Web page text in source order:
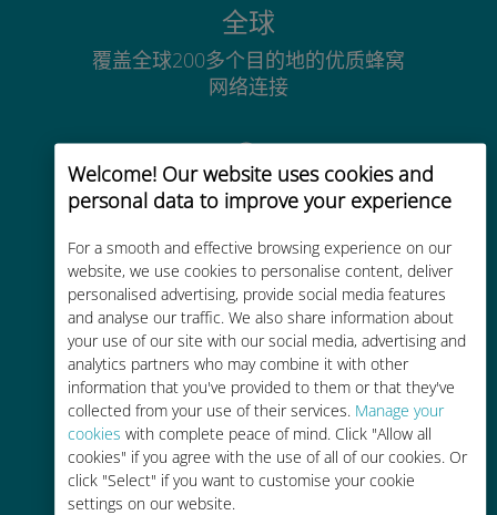
Welcome! Our website uses cookies and
personal data to improve your experience
For a smooth and effective browsing experience on our
website, we use cookies to personalise content, deliver
personalised advertising, provide social media features
and analyse our traffic. We also share information about
your use of our site with our social media, advertising and
analytics partners who may combine it with other
information that you've provided to them or that they've
collected from your use of their services. Manage your
cookies with complete peace of mind. Click "Allow all
cookies" if you agree with the use of all of our cookies. Or
click "Select" if you want to customise your cookie
settings on our website.
全球
覆盖全球200多个目的地的优质蜂窝
网络连接
经济实惠
比现有运营商的漫游费便宜高达90%
轻松充值
通过Ubigi应用随时随地通话，即使
没有Wi-Fi或剩余流量也能畅聊